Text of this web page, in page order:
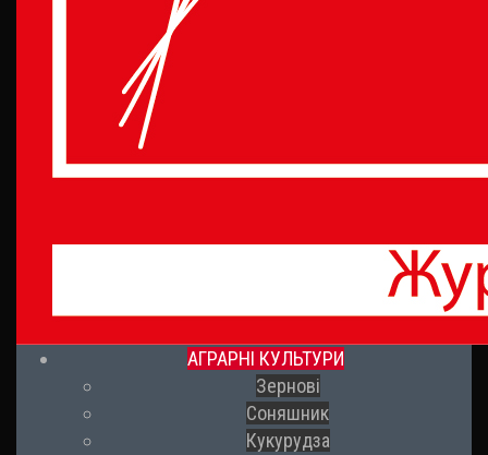
АГРАРНІ КУЛЬТУРИ
Зернові
Соняшник
Кукурудза